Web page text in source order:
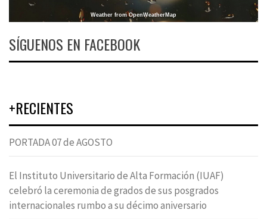
Weather from OpenWeatherMap
SÍGUENOS EN FACEBOOK
+RECIENTES
PORTADA 07 de AGOSTO
El Instituto Universitario de Alta Formación (IUAF)
celebró la ceremonia de grados de sus posgrados
internacionales rumbo a su décimo aniversario